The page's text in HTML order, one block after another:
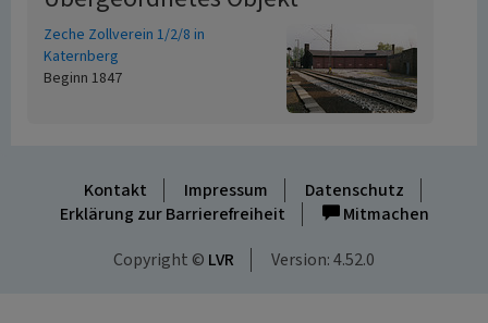
Zeche Zollverein 1/2/8 in
Katernberg
Beginn 1847
Kontakt Impressum
Datenschutz
Erklärung zur Barrierefreiheit
Mitmachen
Copyright © LVR Version: 4.52.0